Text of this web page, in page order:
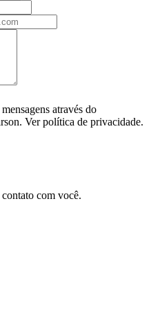
através do
Ver política de privacidade.
com você.